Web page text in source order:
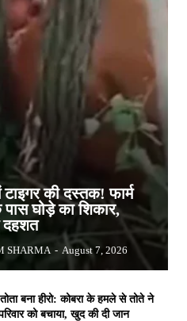
टाइगर की दस्तक! फार्म
घोड़े का शिकार,
दहशत
SHARMA - August 7, 2026
बना हीरो: कोबरा के हमले से तोते ने
को बचाया, खुद की दी जान